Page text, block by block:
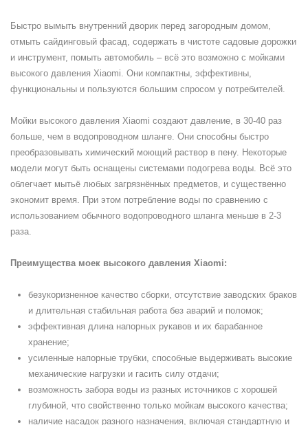
Быстро вымыть внутренний дворик перед загородным домом,
отмыть сайдинговый фасад, содержать в чистоте садовые дорожки
и инструмент, помыть автомобиль – всё это возможно с мойками
высокого давления Xiaomi. Они компактны, эффективны,
функциональны и пользуются большим спросом у потребителей.
Мойки высокого давления Xiaomi создают давление, в 30-40 раз
больше, чем в водопроводном шланге. Они способны быстро
преобразовывать химический моющий раствор в пену. Некоторые
модели могут быть оснащены системами подогрева воды. Всё это
облегчает мытьё любых загрязнённых предметов, и существенно
экономит время. При этом потребление воды по сравнению с
использованием обычного водопроводного шланга меньше в 2-3
раза.
Преимущества моек высокого давления Xiaomi:
безукоризненное качество сборки, отсутствие заводских браков
и длительная стабильная работа без аварий и поломок;
эффективная длина напорных рукавов и их барабанное
хранение;
усиленные напорные трубки, способные выдерживать высокие
механические нагрузки и гасить силу отдачи;
возможность забора воды из разных источников с хорошей
глубиной, что свойственно только мойкам высокого качества;
наличие насадок разного назначения, включая стандартную и